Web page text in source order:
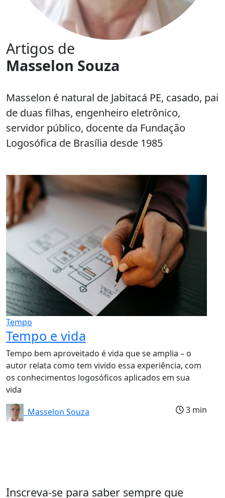
Artigos de
Masselon Souza
Masselon é natural de Jabitacá PE, casado, pai
de duas filhas, engenheiro eletrônico,
servidor público, docente da Fundação
Logosófica de Brasília desde 1985
Tempo
Tempo e vida
Tempo bem aproveitado é vida que se amplia – o
autor relata como tem vivido essa experiência, com
os conhecimentos logosóficos aplicados em sua
vida
Masselon Souza
3 min
Inscreva-se para saber sempre que